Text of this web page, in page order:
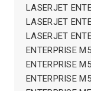
LASERJET
LASERJET
LASERJET
ENTERPRISE
ENTERPRISE
ENTERPRISE